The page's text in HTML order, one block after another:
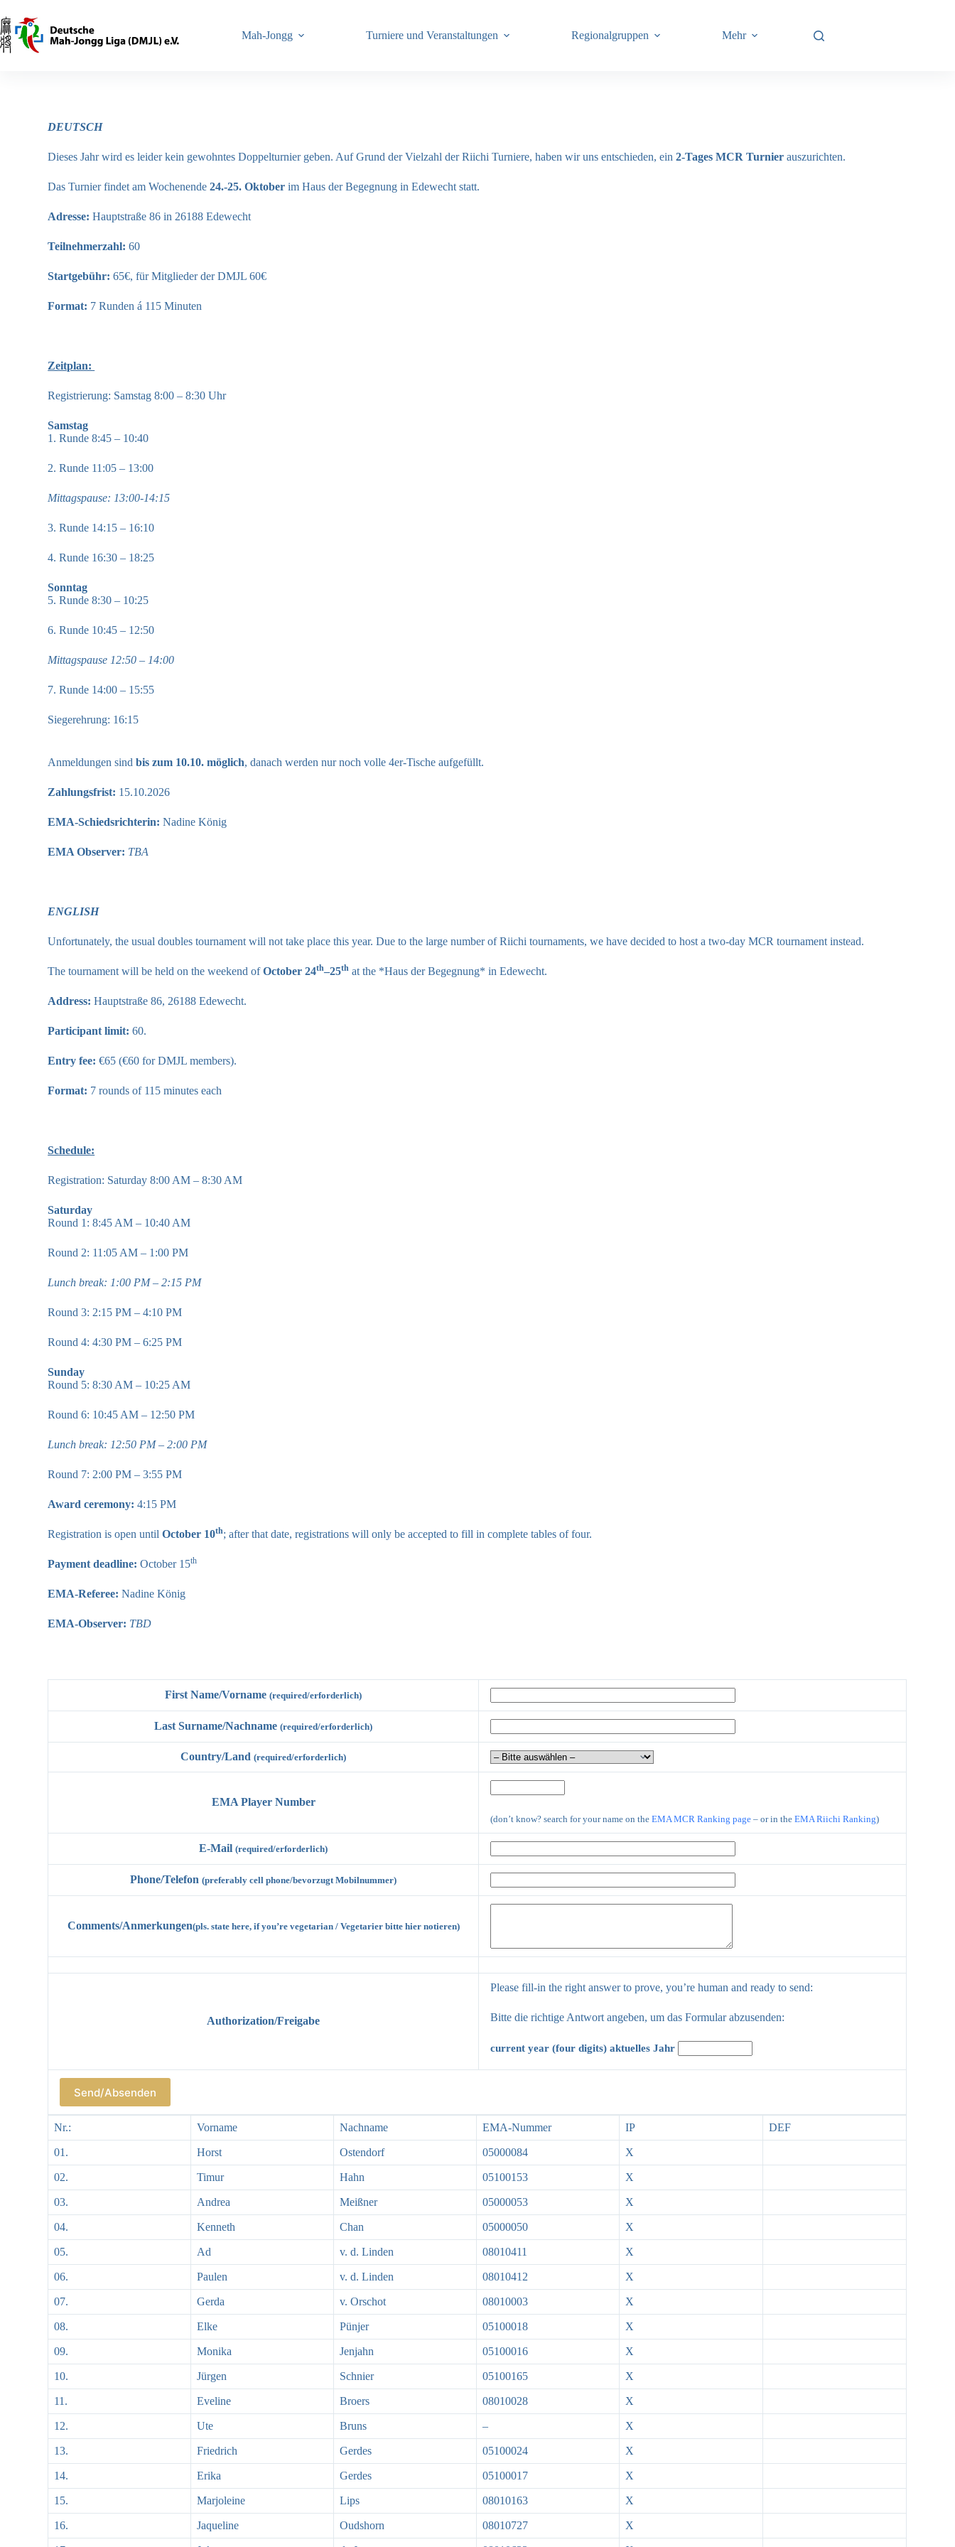
Mah-Jongg Turniere und Veranstaltungen Regionalgruppen Mehr
DEUTSCH
Dieses Jahr wird es leider kein gewohntes Doppelturnier geben. Auf Grund der Vielzahl der Riichi Turniere, haben wir uns entschieden, ein2-Tages MCR Turnier auszurichten.
Das Turnier findet am Wochenende24.-25. Oktober im Haus der Begegnung in Edewecht statt.
Adresse: Hauptstraße 86 in 26188 Edewecht
Teilnehmerzahl: 60
Startgebühr: 65€, für Mitglieder der DMJL 60€
Format: 7 Runden á 115 Minuten
Zeitplan:
Registrierung: Samstag 8:00 – 8:30 Uhr
Samstag
1. Runde 8:45 – 10:40
2. Runde 11:05 – 13:00
Mittagspause: 13:00-14:15
3. Runde 14:15 – 16:10
4. Runde 16:30 – 18:25
Sonntag
5. Runde 8:30 – 10:25
6. Runde 10:45 – 12:50
Mittagspause 12:50 – 14:00
7. Runde 14:00 – 15:55
Siegerehrung: 16:15
Anmeldungen sindbis zum 10.10. möglich, danach werden nur noch volle 4er-Tische aufgefüllt.
Zahlungsfrist: 15.10.2026
EMA-Schiedsrichterin: Nadine König
EMA Observer: TBA
ENGLISH
Unfortunately, the usual doubles tournament will not take place this year. Due to the large number of Riichi tournaments, we have decided to host a two-day MCR tournament instead.
The tournament will be held on the weekend ofOctober 24th–25th at the *Haus der Begegnung* in Edewecht.
Address: Hauptstraße 86, 26188 Edewecht.
Participant limit: 60.
Entry fee: €65 (€60 for DMJL members).
Format: 7 rounds of 115 minutes each
Schedule:
Registration: Saturday 8:00 AM – 8:30 AM
Saturday
Round 1: 8:45 AM – 10:40 AM
Round 2: 11:05 AM – 1:00 PM
Lunch break: 1:00 PM – 2:15 PM
Round 3: 2:15 PM – 4:10 PM
Round 4: 4:30 PM – 6:25 PM
Sunday
Round 5: 8:30 AM – 10:25 AM
Round 6: 10:45 AM – 12:50 PM
Lunch break: 12:50 PM – 2:00 PM
Round 7: 2:00 PM – 3:55 PM
Award ceremony: 4:15 PM
Registration is open untilOctober 10th; after that date, registrations will only be accepted to fill in complete tables of four.
Payment deadline: October 15th
EMA-Referee: Nadine König
EMA-Observer: TBD
First Name/Vorname(required/erforderlich)
Last Surname/Nachname(required/erforderlich)
Country/Land(required/erforderlich)
EMA Player Number
(don’t know? search for your name on theEMA MCR Ranking page – or in theEMA Riichi Ranking)
E-Mail(required/erforderlich)
Phone/Telefon(preferably cell phone/bevorzugt Mobilnummer)
Comments/Anmerkungen(pls. state here, if you’re vegetarian / Vegetarier bitte hier notieren)
Authorization/Freigabe
Please fill-in the right answer to prove, you’re human and ready to send:
Bitte die richtige Antwort angeben, um das Formular abzusenden:
current year (four digits) aktuelles Jahr
Nr.: Vorname Nachname EMA-Nummer IP DEF
01. Horst Ostendorf 05000084 X
02. Timur Hahn 05100153 X
03. Andrea Meißner 05000053 X
04. Kenneth Chan 05000050 X
05. Ad v. d. Linden 08010411 X
06. Paulen v. d. Linden 08010412 X
07. Gerda v. Orschot 08010003 X
08. Elke Pünjer 05100018 X
09. Monika Jenjahn 05100016 X
10. Jürgen Schnier 05100165 X
11. Eveline Broers 08010028 X
12. Ute Bruns – X
13. Friedrich Gerdes 05100024 X
14. Erika Gerdes 05100017 X
15. Marjoleine Lips 08010163 X
16. Jaqueline Oudshorn 08010727 X